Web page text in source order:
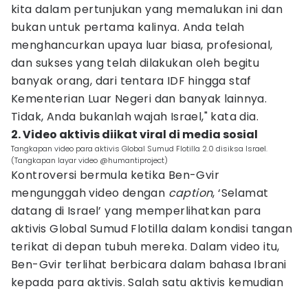
kita dalam pertunjukan yang memalukan ini dan
bukan untuk pertama kalinya. Anda telah
menghancurkan upaya luar biasa, profesional,
dan sukses yang telah dilakukan oleh begitu
banyak orang, dari tentara IDF hingga staf
Kementerian Luar Negeri dan banyak lainnya.
Tidak, Anda bukanlah wajah Israel," kata dia.
2. Video aktivis diikat viral di media sosial
Tangkapan video para aktivis Global Sumud Flotilla 2.0 disiksa Israel.
(Tangkapan layar video @humantiproject)
Kontroversi bermula ketika Ben-Gvir
mengunggah video dengan caption, ‘Selamat
datang di Israel’ yang memperlihatkan para
aktivis Global Sumud Flotilla dalam kondisi tangan
terikat di depan tubuh mereka. Dalam video itu,
Ben-Gvir terlihat berbicara dalam bahasa Ibrani
kepada para aktivis. Salah satu aktivis kemudian